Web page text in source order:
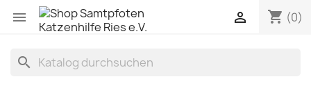
 shopping_cart (0)

search